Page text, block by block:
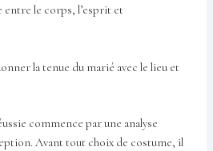
entre le corps, l’esprit et
la tenue du marié avec le lieu et
commence par une analyse
Avant tout choix de costume, il